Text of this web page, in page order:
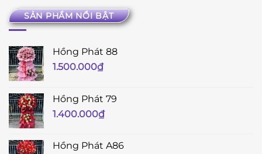
SẢN PHẨM NỔI BẬT
Hồng Phát 88
1.500.000₫
Hồng Phát 79
1.400.000₫
Hồng Phát A86